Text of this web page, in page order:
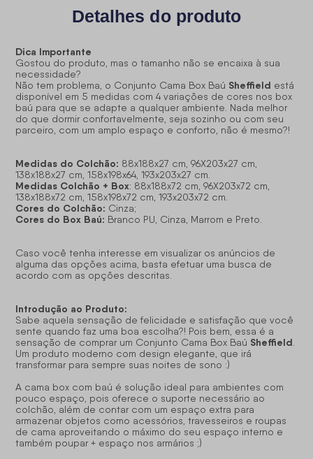
Detalhes do produto
Dica Importante
Gostou do produto, mas o tamanho não se encaixa à sua
necessidade?
Não tem problema, o Conjunto Cama Box Baú Sheffield está
disponível em 5 medidas com 4 variações de cores nos box
baú para que se adapte a qualquer ambiente. Nada melhor
do que dormir confortavelmente, seja sozinho ou com seu
parceiro, com um amplo espaço e conforto, não é mesmo?!
Medidas do Colchão: 88x188x27 cm, 96X203x27 cm,
138x188x27 cm, 158x198x64, 193x203x27 cm.
Medidas Colchão + Box: 88x188x72 cm, 96X203x72 cm,
138x188x72 cm, 158x198x72 cm, 193x203x72 cm.
Cores do Colchão: Cinza;
Cores do Box Baú: Branco PU, Cinza, Marrom e Preto.
Caso você tenha interesse em visualizar os anúncios de
alguma das opções acima, basta efetuar uma busca de
acordo com as opções descritas.
Introdução ao Produto:
Sabe aquela sensação de felicidade e satisfação que você
sente quando faz uma boa escolha?! Pois bem, essa é a
sensação de comprar um Conjunto Cama Box Baú Sheffield.
Um produto moderno com design elegante, que irá
transformar para sempre suas noites de sono :)
A cama box com baú é solução ideal para ambientes com
pouco espaço, pois oferece o suporte necessário ao
colchão, além de contar com um espaço extra para
armazenar objetos como acessórios, travesseiros e roupas
de cama aproveitando o máximo do seu espaço interno e
também poupar + espaço nos armários ;)